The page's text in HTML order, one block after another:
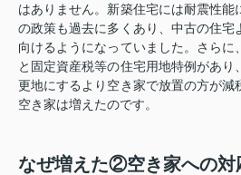
はありません。新築住宅には耐震性能
の政策も過去に多くあり、中古の住宅
向けるようになっていました。さらに
と固定資産税等の住宅用地特例があり
更地にするより空き家で放置の方が減
空き家は増えたのです。
なぜ増えた②空き家への対